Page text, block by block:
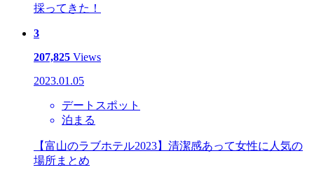
採ってきた！
3
207,825 Views
2023.01.05
デートスポット
泊まる
【富山のラブホテル2023】清潔感あって女性に人気の
場所まとめ